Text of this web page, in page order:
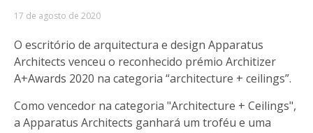
17 de agosto de 2020
O escritório de arquitectura e design Apparatus
Architects venceu o reconhecido prémio Architizer
A+Awards 2020 na categoria “architecture + ceilings”.
Como vencedor na categoria "Architecture + Ceilings",
a Apparatus Architects ganhará um troféu e uma